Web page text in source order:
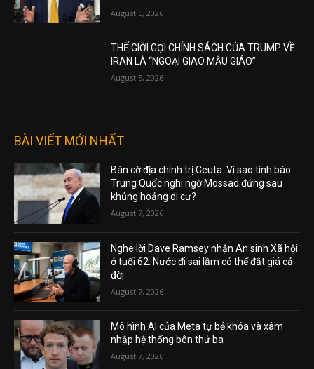
August 5, 2026
THẾ GIỚI GỌI CHÍNH SÁCH CỦA TRUMP VỀ
IRAN LÀ “NGOẠI GIAO MẪU GIÁO”
August 5, 2026
BÀI VIẾT MỚI NHẤT
Bàn cờ địa chính trị Ceuta: Vì sao tình báo
Trung Quốc nghi ngờ Mossad đứng sau
khủng hoảng di cư?
August 7, 2026
Nghe lời Dave Ramsey nhận An sinh Xã hội
ở tuổi 62: Nước đi sai lầm có thể đắt giá cả
đời
August 7, 2026
Mô hình AI của Meta tự bẻ khóa và xâm
nhập hệ thống bên thứ ba
August 7, 2026